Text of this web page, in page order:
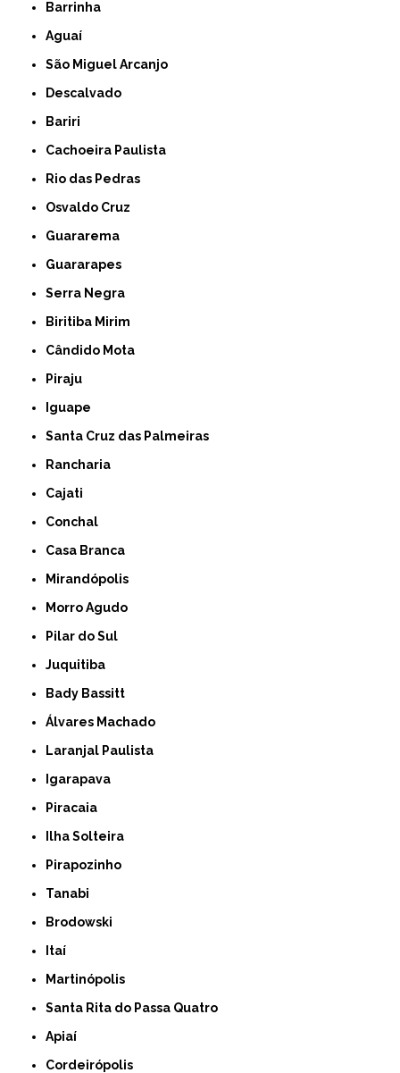
Barrinha
Aguaí
São Miguel Arcanjo
Descalvado
Bariri
Cachoeira Paulista
Rio das Pedras
Osvaldo Cruz
Guararema
Guararapes
Serra Negra
Biritiba Mirim
Cândido Mota
Piraju
Iguape
Santa Cruz das Palmeiras
Rancharia
Cajati
Conchal
Casa Branca
Mirandópolis
Morro Agudo
Pilar do Sul
Juquitiba
Bady Bassitt
Álvares Machado
Laranjal Paulista
Igarapava
Piracaia
Ilha Solteira
Pirapozinho
Tanabi
Brodowski
Itaí
Martinópolis
Santa Rita do Passa Quatro
Apiaí
Cordeirópolis